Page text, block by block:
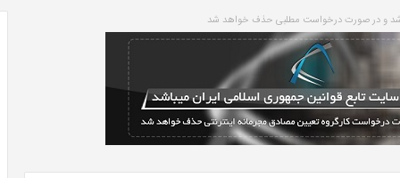
و در صورت درخواست مطلبی حذف خواهد شد
سندرم
پرادر-
ویلی
چگونه
انجام
5 روز پیش